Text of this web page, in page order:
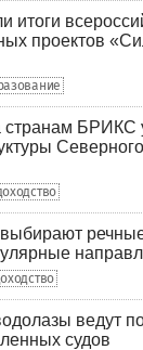
итоги
проектов
странам БРИКС
ведут
судов